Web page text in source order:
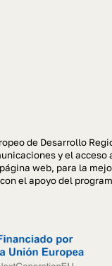
de Desarrollo
y el
web, para la
el apoyo del